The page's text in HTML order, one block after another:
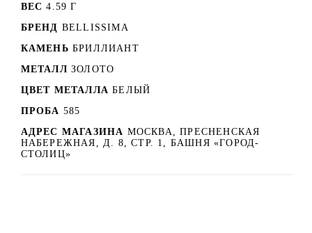
ВЕС 4.59 Г
БРЕНД BELLISSIMA
КАМЕНЬ БРИЛЛИАНТ
МЕТАЛЛ ЗОЛОТО
ЦВЕТ МЕТАЛЛА БЕЛЫЙ
ПРОБА 585
АДРЕС МАГАЗИНА МОСКВА, ПРЕСНЕНСКАЯ
НАБЕРЕЖНАЯ, Д. 8, СТР. 1, БАШНЯ «ГОРОД-
СТОЛИЦ»